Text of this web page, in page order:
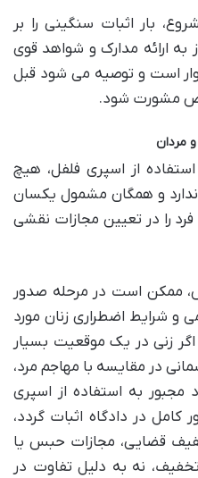
بار اثبات سنگینی را بر
به ارائه مدارک و شواهد قوی
است و توصیه می شود قبل
مشورت شود.
مردان
از اسپری فلفل، هیچ
ندارد و همگان مشمول یکسان
را در تعیین مجازات نقشی
ممکن است در مرحله صدور
و شرایط اضطراری زنان مورد
اگر زنی در یک موقعیت بسیار
در مقایسه با مهاجم مرد،
مجبور به استفاده از اسپری
در دادگاه اثبات گردد،
قضایی، مجازات حبس یا
نه به دلیل تفاوت در